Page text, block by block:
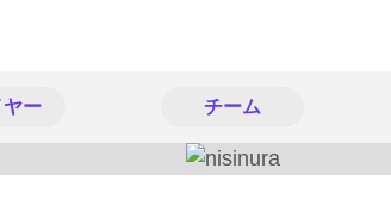
ヤー チーム